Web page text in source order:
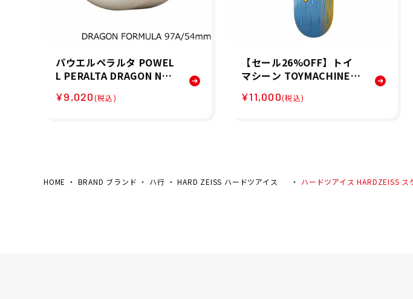
パウエルペラルタ POWEL
L PERALTA DRAGON NAN
ケートボード ウィール 33
¥9,020(税込)
【セール26%OFF】トイ
マシーン TOYMACHINE A
ートボード デッキ D1296
¥11,000(税込)
HOME BRAND ブランド ハ行 HARD ZEISS ハードツアイス ハードツアイス HARDZEISS